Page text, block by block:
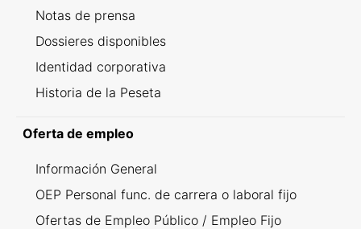
Notas de prensa
Dossieres disponibles
Identidad corporativa
Historia de la Peseta
Oferta de empleo
Información General
OEP Personal func. de carrera o laboral fijo
Ofertas de Empleo Público / Empleo Fijo